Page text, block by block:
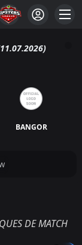
BANGOR
DE MATCH